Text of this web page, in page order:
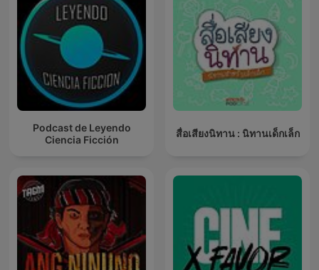
Podcast de Leyendo
Ciencia Ficción
สื่อเสียงนิทาน : นิทานเด็กเล็ก